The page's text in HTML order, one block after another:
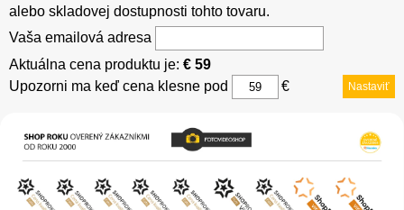
alebo skladovej dostupnosti tohto tovaru.
Vaša emailová adresa
Aktuálna cena produktu je: € 59
Upozorni ma keď cena klesne pod
€ Nastaviť